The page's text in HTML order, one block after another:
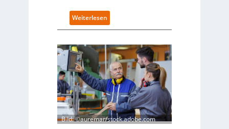
m
-
D
S
I
-
I
n
d
e
x
a
Weiterlesen:
D
u
t
s
c
h
e
W
i
r
Bild: ©auremar/stock.adobe.com